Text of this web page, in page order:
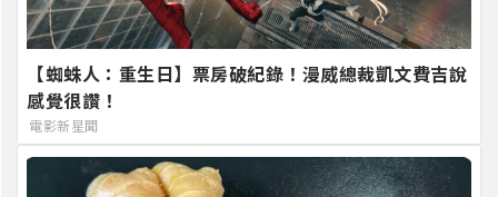
【蜘蛛人：重生日】票房破紀錄！漫威總裁凱文費吉說
感覺很讚！
電影新星聞